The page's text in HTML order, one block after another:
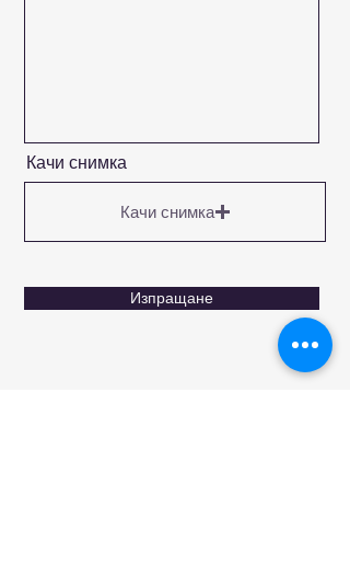
Качи снимка
Качи снимка
Изпращане